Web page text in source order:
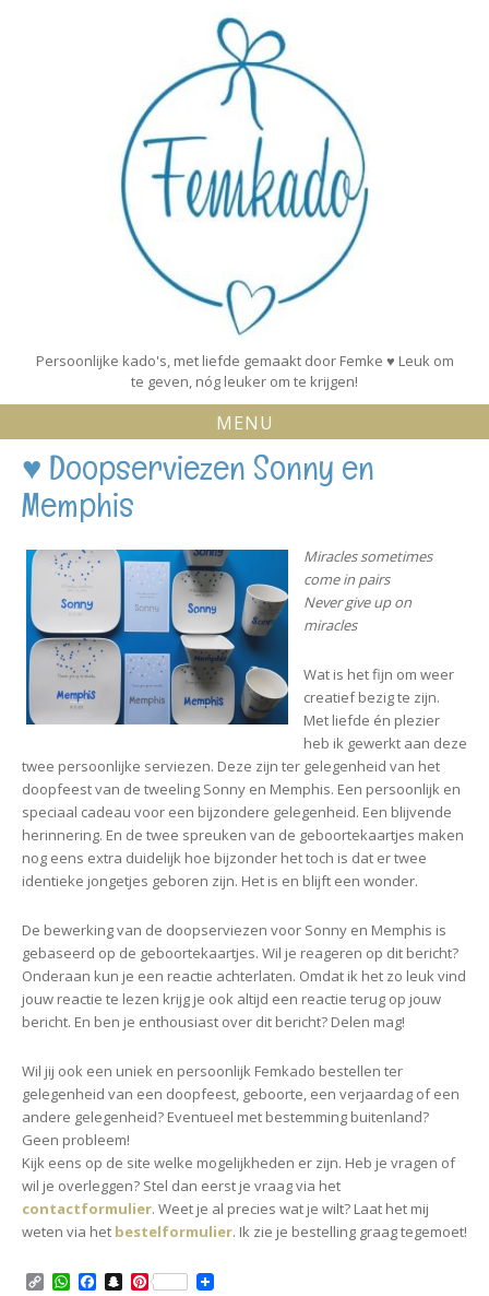
Persoonlijke kado's, met liefde gemaakt door Femke ♥ Leuk om
te geven, nóg leuker om te krijgen!
MENU
♥ Doopserviezen Sonny en
Memphis
Miracles sometimes
come in pairs
Never give up on
miracles
Wat is het fijn om weer
creatief bezig te zijn.
Met liefde én plezier
heb ik gewerkt aan deze
twee persoonlijke serviezen. Deze zijn ter gelegenheid van het
doopfeest van de tweeling Sonny en Memphis. Een persoonlijk en
speciaal cadeau voor een bijzondere gelegenheid. Een blijvende
herinnering. En de twee spreuken van de geboortekaartjes maken
nog eens extra duidelijk hoe bijzonder het toch is dat er twee
identieke jongetjes geboren zijn. Het is en blijft een wonder.
De bewerking van de doopserviezen voor Sonny en Memphis is
gebaseerd op de geboortekaartjes. Wil je reageren op dit bericht?
Onderaan kun je een reactie achterlaten. Omdat ik het zo leuk vind
jouw reactie te lezen krijg je ook altijd een reactie terug op jouw
bericht. En ben je enthousiast over dit bericht? Delen mag!
Wil jij ook een uniek en persoonlijk Femkado bestellen ter
gelegenheid van een doopfeest, geboorte, een verjaardag of een
andere gelegenheid? Eventueel met bestemming buitenland?
Geen probleem!
Kijk eens op de site welke mogelijkheden er zijn. Heb je vragen of
wil je overleggen? Stel dan eerst je vraag via het
contactformulier. Weet je al precies wat je wilt? Laat het mij
weten via het bestelformulier. Ik zie je bestelling graag tegemoet!
C W S P